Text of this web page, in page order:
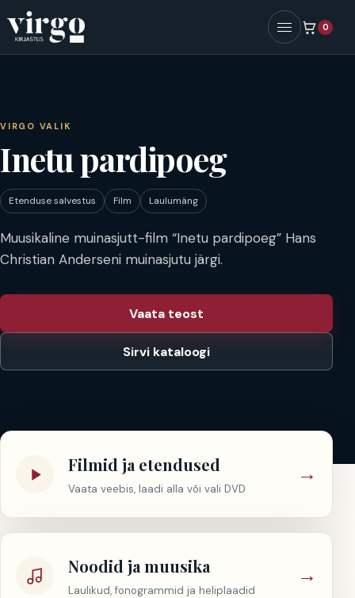
Menüü
0
VIRGO VALIK
Inetu pardipoeg
Etenduse salvestus Film Laulumäng
Muusikaline muinasjutt-film “Inetu pardipoeg” Hans
Christian Anderseni muinasjutu järgi.
Vaata teost
Sirvi kataloogi
Filmid ja etendused
Vaata veebis, laadi alla või vali DVD
→
Noodid ja muusika
Laulikud, fonogrammid ja heliplaadid
→